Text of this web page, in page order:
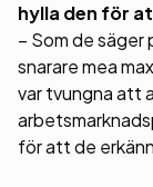
hylla den för
– Som de säger
snarare mea
var tvungna att
för att de